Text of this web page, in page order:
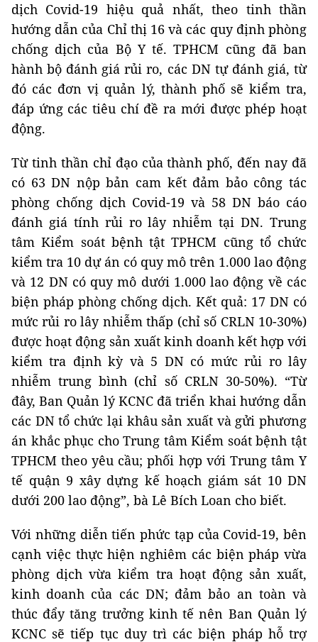
dịch Covid-19 hiệu quả nhất, theo tinh thần
hướng dẫn của Chỉ thị 16 và các quy định phòng
chống dịch của Bộ Y tế. TPHCM cũng đã ban
hành bộ đánh giá rủi ro, các DN tự đánh giá, từ
đó các đơn vị quản lý, thành phố sẽ kiểm tra,
đáp ứng các tiêu chí đề ra mới được phép hoạt
động.
Từ tinh thần chỉ đạo của thành phố, đến nay đã
có 63 DN nộp bản cam kết đảm bảo công tác
phòng chống dịch Covid-19 và 58 DN báo cáo
đánh giá tính rủi ro lây nhiễm tại DN. Trung
tâm Kiểm soát bệnh tật TPHCM cũng tổ chức
kiểm tra 10 dự án có quy mô trên 1.000 lao động
và 12 DN có quy mô dưới 1.000 lao động về các
biện pháp phòng chống dịch. Kết quả: 17 DN có
mức rủi ro lây nhiễm thấp (chỉ số CRLN 10-30%)
được hoạt động sản xuất kinh doanh kết hợp với
kiểm tra định kỳ và 5 DN có mức rủi ro lây
nhiễm trung bình (chỉ số CRLN 30-50%). “Từ
đây, Ban Quản lý KCNC đã triển khai hướng dẫn
các DN tổ chức lại khâu sản xuất và gửi phương
án khắc phục cho Trung tâm Kiểm soát bệnh tật
TPHCM theo yêu cầu; phối hợp với Trung tâm Y
tế quận 9 xây dựng kế hoạch giám sát 10 DN
dưới 200 lao động”, bà Lê Bích Loan cho biết.
Với những diễn tiến phức tạp của Covid-19, bên
cạnh việc thực hiện nghiêm các biện pháp vừa
phòng dịch vừa kiểm tra hoạt động sản xuất,
kinh doanh của các DN; đảm bảo an toàn và
thúc đẩy tăng trưởng kinh tế nên Ban Quản lý
KCNC sẽ tiếp tục duy trì các biện pháp hỗ trợ